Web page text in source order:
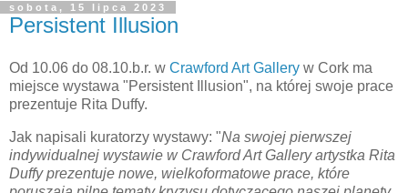
sobota, 15 lipca 2023
Persistent Illusion
Od 10.06 do 08.10.b.r. w Crawford Art Gallery w Cork ma
miejsce wystawa "Persistent Illusion", na której swoje prace
prezentuje Rita Duffy.
Jak napisali kuratorzy wystawy: "Na swojej pierwszej
indywidualnej wystawie w Crawford Art Gallery artystka Rita
Duffy prezentuje nowe, wielkoformatowe prace, które